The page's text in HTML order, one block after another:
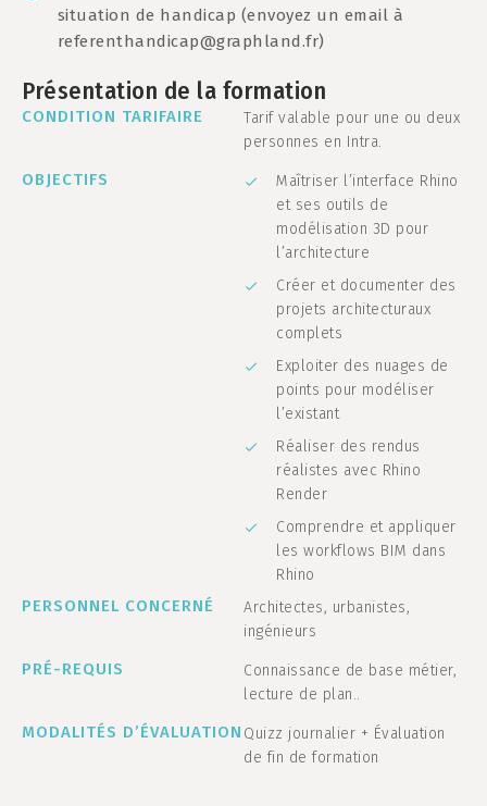
situation de handicap (envoyez un email à
referenthandicap@graphland.fr)
Présentation de la formation
CONDITION TARIFAIRE
Tarif valable pour une ou deux
personnes en Intra.
OBJECTIFS
Maîtriser l’interface Rhino
et ses outils de
modélisation 3D pour
l’architecture
Créer et documenter des
projets architecturaux
complets
Exploiter des nuages de
points pour modéliser
l’existant
Réaliser des rendus
réalistes avec Rhino
Render
Comprendre et appliquer
les workflows BIM dans
Rhino
PERSONNEL CONCERNÉ
Architectes, urbanistes,
ingénieurs
PRÉ-REQUIS
Connaissance de base métier,
lecture de plan..
MODALITÉS D’ÉVALUATION Quizz journalier + Évaluation
de fin de formation